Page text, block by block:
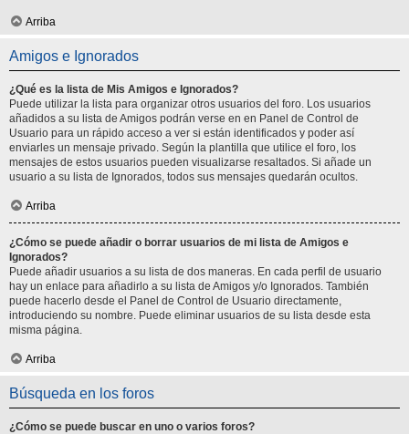
Arriba
Amigos e Ignorados
¿Qué es la lista de Mis Amigos e Ignorados?
Puede utilizar la lista para organizar otros usuarios del foro. Los usuarios
añadidos a su lista de Amigos podrán verse en en Panel de Control de
Usuario para un rápido acceso a ver si están identificados y poder así
enviarles un mensaje privado. Según la plantilla que utilice el foro, los
mensajes de estos usuarios pueden visualizarse resaltados. Si añade un
usuario a su lista de Ignorados, todos sus mensajes quedarán ocultos.
Arriba
¿Cómo se puede añadir o borrar usuarios de mi lista de Amigos e
Ignorados?
Puede añadir usuarios a su lista de dos maneras. En cada perfil de usuario
hay un enlace para añadirlo a su lista de Amigos y/o Ignorados. También
puede hacerlo desde el Panel de Control de Usuario directamente,
introduciendo su nombre. Puede eliminar usuarios de su lista desde esta
misma página.
Arriba
Búsqueda en los foros
¿Cómo se puede buscar en uno o varios foros?